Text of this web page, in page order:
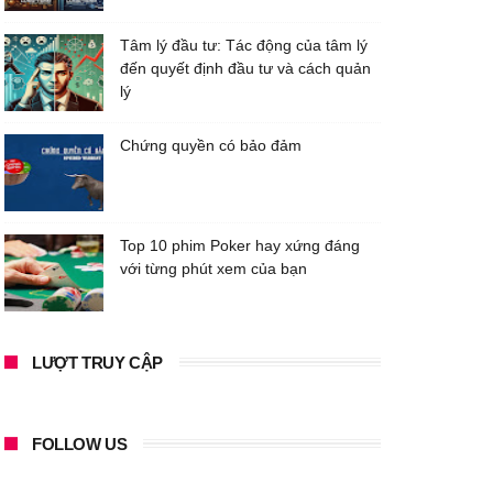
Tâm lý đầu tư: Tác động của tâm lý
đến quyết định đầu tư và cách quản
lý
Chứng quyền có bảo đảm
Top 10 phim Poker hay xứng đáng
với từng phút xem của bạn
LƯỢT TRUY CẬP
FOLLOW US